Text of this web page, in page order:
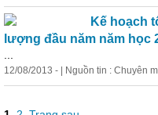
Kế hoạch
lượng đầu năm năm học
12/08/2013 - | Nguồn tin : Chuyên